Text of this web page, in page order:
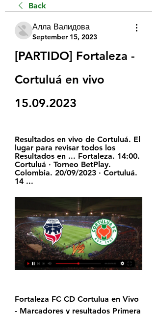
Back
Алла Валидова
September 15, 2023
[PARTIDO] Fortaleza -
Cortuluá en vivo
15.09.2023
Resultados en vivo de Cortuluá. El
lugar para revisar todos los
Resultados en ... Fortaleza. 14:00.
Cortuluá · Torneo BetPlay.
Colombia. 20/09/2023 · Cortuluá.
14 ...
Fortaleza FC CD Cortulua en Vivo
- Marcadores y resultados Primera